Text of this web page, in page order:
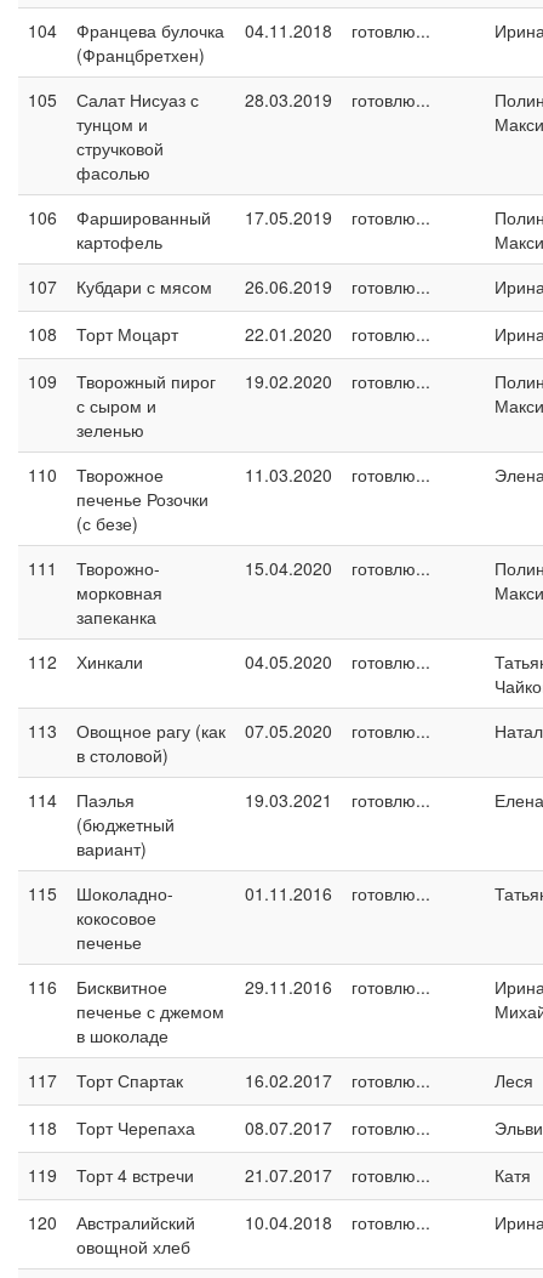
104
Францева булочка
(Францбретхен)
04.11.2018 готовлю...
105
Салат Нисуаз с
тунцом и
стручковой
фасолью
28.03.2019 готовлю...
106
Фаршированный
картофель
17.05.2019 готовлю...
107
Кубдари с мясом 26.06.2019 готовлю...
108
Торт Моцарт 22.01.2020 готовлю...
109
Творожный пирог
с сыром и
зеленью
19.02.2020 готовлю...
110
Творожное
печенье Розочки
(с безе)
11.03.2020 готовлю...
111
Творожно-
морковная
запеканка
15.04.2020 готовлю...
112 Хинкали 04.05.2020 готовлю...
113
Овощное рагу (как
в столовой)
07.05.2020 готовлю...
114
Паэлья
(бюджетный
вариант)
19.03.2021 готовлю... Елена
115
Шоколадно-
кокосовое
печенье
01.11.2016 готовлю...
116
Бисквитное
печенье с джемом
в шоколаде
29.11.2016 готовлю...
117 Торт Спартак 16.02.2017 готовлю...
Леся
118
Торт Черепаха 08.07.2017 готовлю...
119
Торт 4 встречи 21.07.2017 готовлю...
Катя
120
Австралийский
овощной хлеб
10.04.2018 готовлю...